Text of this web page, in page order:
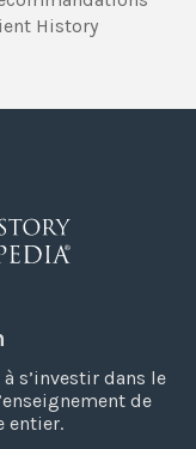
History
s’investir dans le
de
entier.